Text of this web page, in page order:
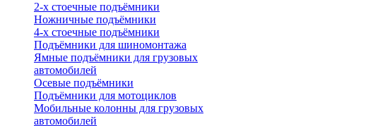
2-х стоечные подъёмники
Ножничные подъёмники
4-х стоечные подъёмники
Подъёмники для шиномонтажа
Ямные подъёмники для грузовых
автомобилей
Осевые подъёмники
Подъёмники для мотоциклов
Мобильные колонны для грузовых
автомобилей